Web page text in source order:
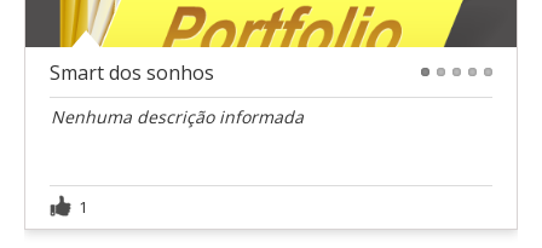
Smart dos sonhos
Nenhuma descrição informada
1